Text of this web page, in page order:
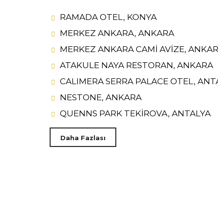
RAMADA OTEL, KONYA
MERKEZ ANKARA, ANKARA
MERKEZ ANKARA CAMİ AVİZE,
ATAKULE NAYA RESTORAN, ANKARA
CALIMERA SERRA PALACE OTEL,
NESTONE, ANKARA
QUENNS PARK TEKİROVA, ANTALYA
Daha Fazlası